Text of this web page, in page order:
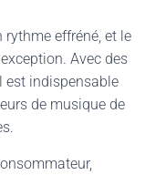
effréné, et le
Avec des
est indispensable
de musique de